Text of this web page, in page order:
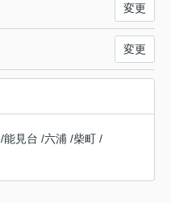
変更
変更
/能見台 /六浦 /柴町 /